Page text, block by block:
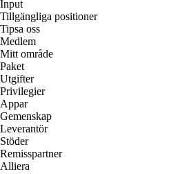
Input
Tillgängliga positioner
Tipsa oss
Medlem
Mitt område
Paket
Utgifter
Privilegier
Appar
Gemenskap
Leverantör
Stöder
Remisspartner
Alliera